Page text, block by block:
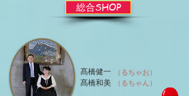
総合SHOP
（るちゃお）
（るちゃん）
髙橋健一
髙橋和美